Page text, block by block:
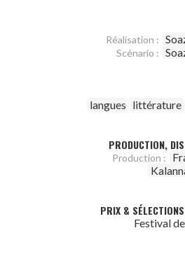
Réalisation :
Scénario :
langues littérature
PRODUCTION,
Production :
PRIX &
Festival